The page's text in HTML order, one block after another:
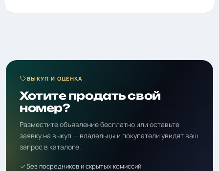
ВЫКУП И ОЦЕНКА
Хотите продать свой
номер?
Разместите объявление бесплатно или оставьте
заявку на выкуп — владельцы и покупатели увидят ваш
запрос в каталоге.
Без посредников и скрытых комиссий